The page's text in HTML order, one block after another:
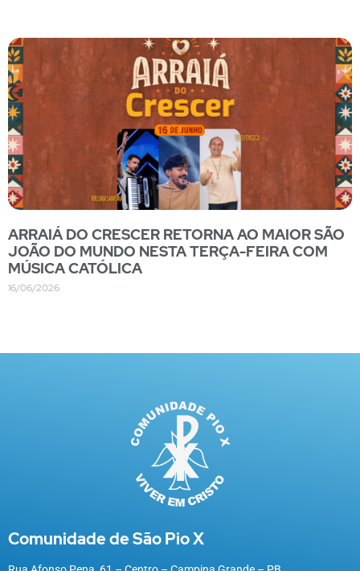
ARRAIÁ DO CRESCER RETORNA AO MAIOR SÃO
JOÃO DO MUNDO NESTA TERÇA-FEIRA COM
MÚSICA CATÓLICA
16/06/2026
Comunidade de São Pio X